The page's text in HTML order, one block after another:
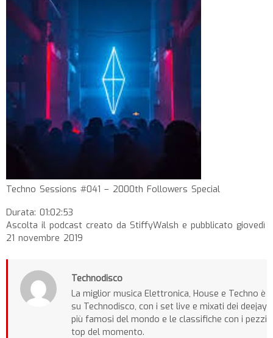
Techno Sessions #041 – 2000th Followers Special
Durata: 01:02:53
Ascolta il podcast creato da StiffyWalsh e pubblicato giovedì
21 novembre 2019
Technodisco
La miglior musica Elettronica, House e Techno è
su Technodisco, con i set live e mixati dei deejay
più famosi del mondo e le classifiche con i pezzi
top del momento.